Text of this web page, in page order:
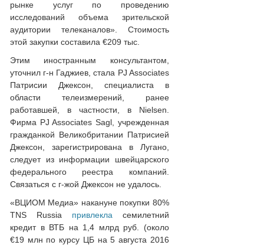
рынке услуг по проведению
исследований объема зрительской
аудитории телеканалов». Стоимость
этой закупки составила €209 тыс.
Этим иностранным консультантом,
уточнил г-н Гаджиев, стала PJ Associates
Патрисии Джексон, специалиста в
области телеизмерений, ранее
работавшей, в частности, в Nielsen.
Фирма PJ Associates Sagl, учрежденная
гражданкой Великобритании Патрисией
Джексон, зарегистрирована в Лугано,
следует из информации швейцарского
федерального реестра компаний.
Связаться с г-жой Джексон не удалось.
«ВЦИОМ Медиа» накануне покупки 80%
TNS Russia привлекла семилетний
кредит в ВТБ на 1,4 млрд руб. (около
€19 млн по курсу ЦБ на 5 августа 2016